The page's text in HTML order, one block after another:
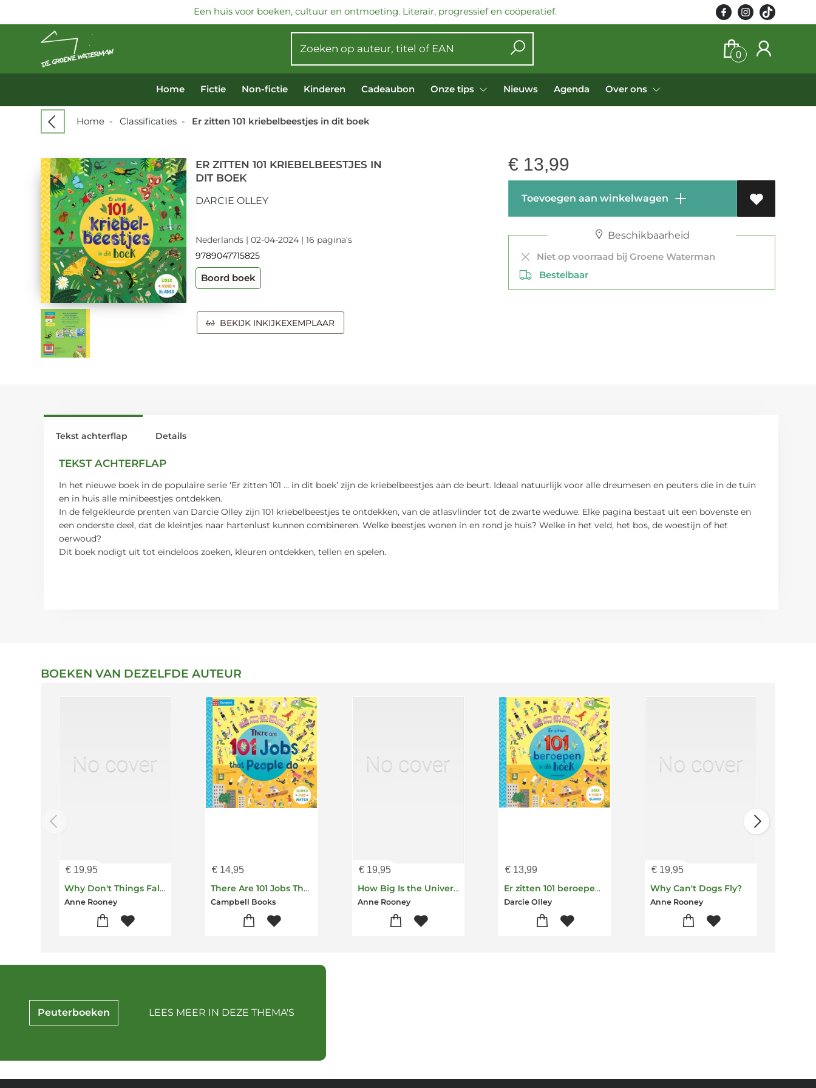
Een huis voor boeken, cultuur en ontmoeting. Literair, progressief en coöperatief.
0
Home Fictie Non-fictie Kinderen Cadeaubon Onze tips Nieuws Agenda Over ons
Home - Classificaties - Er zitten 101 kriebelbeestjes in dit boek
ER ZITTEN 101 KRIEBELBEESTJES IN
DIT BOEK
DARCIE OLLEY
Nederlands | 02-04-2024 | 16 pagina's
9789047715825
Boord boek
BEKIJK INKIJKEXEMPLAAR
€ 13,99
Toevoegen aan winkelwagen
Beschikbaarheid
Niet op voorraad bij Groene Waterman
Bestelbaar
Tekst achterflap
TEKST ACHTERFLAP
In het nieuwe boek in de populaire serie ‘Er zitten 101 … in dit boek’ zijn de kriebelbeestjes aan de beurt. Ideaal natuurlijk voor alle dreumesen en peuters die in de tuin
en in huis alle minibeestjes ontdekken.
In de felgekleurde prenten van Darcie Olley zijn 101 kriebelbeestjes te ontdekken, van de atlasvlinder tot de zwarte weduwe. Elke pagina bestaat uit een bovenste en
een onderste deel, dat de kleintjes naar hartenlust kunnen combineren. Welke beestjes wonen in en rond je huis? Welke in het veld, het bos, de woestijn of het
oerwoud?
Dit boek nodigt uit tot eindeloos zoeken, kleuren ontdekken, tellen en spelen.
Details
BOEKEN VAN DEZELFDE AUTEUR
€ 19,95
Why Don't Things Fall Up?
Anne Rooney
€ 14,95
There Are 101 Jobs That People Do in This Book
Campbell Books
€19,95
How Big Is the Universe?
Anne Rooney
€13,99
Er zitten 101 beroepen in dit boek
Darcie Olley
€ 19,95
Why Can't Dogs Fly?
Anne Rooney
Peuterboeken LEES MEER IN DEZE THEMA'S